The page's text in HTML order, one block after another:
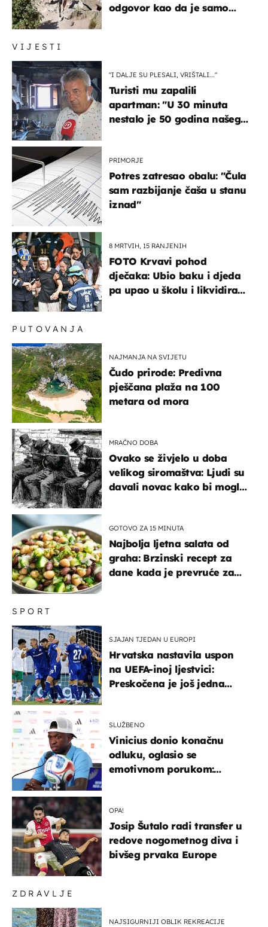
VIJESTI
"I DALJE SU PLESALI, VRIŠTALI..."
Turisti mu zapalili
apartman: "U 30 minuta
nestalo je 50 godina našeg
PRIMORJE
Potres zatresao obalu: "Čula
sam razbijanje čaša u stanu
iznad"
8 MRTVIH, 15 RANJENIH
FOTO Krvavi pohod
dječaka: Ubio baku i djeda
pa upao u školu i likvidirao
ZDRAVLJE
NAJSIGURNIJI OBLIK REKREACIJE
odgovor kao da je samo
SPORT
SJAJAN TJEDAN U EUROPI
Hrvatska nastavila uspon
na UEFA-inoj ljestvici:
Preskočena je još jedna
SLUŽBENO
Vinicius donio konačnu
odluku, oglasio se
emotivnom porukom:
OPA!
Josip Šutalo radi transfer u
redove nogometnog diva i
bivšeg prvaka Europe
PUTOVANJA
NAJMANJA NA SVIJETU
Čudo prirode: Predivna
pješčana plaža na 100
metara od mora
MRAČNO DOBA
Ovako se živjelo u doba
velikog siromaštva: Ljudi su
davali novac kako bi mogli
GOTOVO ZA 15 MINUTA
Najbolja ljetna salata od
graha: Brzinski recept za
dane kada je prevruće za